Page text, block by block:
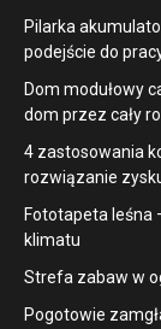
Pilarka
podejście do
Dom modułowy
dom przez cały
4 zastosowania
rozwiązanie
​Fototapeta leśna
klimatu
Strefa zabaw w
Pogotowie